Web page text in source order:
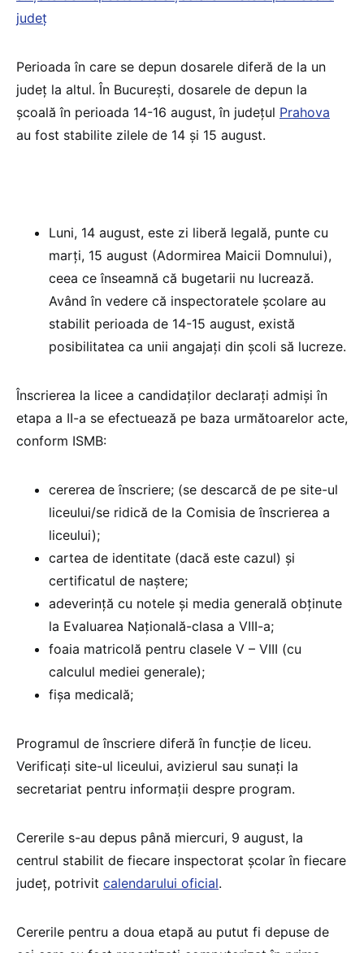
județ
Perioada în care se depun dosarele diferă de la un
județ la altul. În București, dosarele de depun la
școală în perioada 14-16 august, în județul Prahova
au fost stabilite zilele de 14 și 15 august.
Luni, 14 august, este zi liberă legală, punte cu
marți, 15 august (Adormirea Maicii Domnului),
ceea ce înseamnă că bugetarii nu lucrează.
Având în vedere că inspectoratele școlare au
stabilit perioada de 14-15 august, există
posibilitatea ca unii angajați din școli să lucreze.
Înscrierea la licee a candidaţilor declaraţi admişi în
etapa a II-a se efectuează pe baza următoarelor acte,
conform ISMB:
cererea de înscriere; (se descarcă de pe site-ul
liceului/se ridică de la Comisia de înscrierea a
liceului);
cartea de identitate (dacă este cazul) şi
certificatul de naştere;
adeverinţă cu notele şi media generală obţinute
la Evaluarea Naţională-clasa a VIII-a;
foaia matricolă pentru clasele V – VIII (cu
calculul mediei generale);
fişa medicală;
Programul de înscriere diferă în funcție de liceu.
Verificați site-ul liceului, avizierul sau sunați la
secretariat pentru informații despre program.
Cererile s-au depus până miercuri, 9 august, la
centrul stabilit de fiecare inspectorat școlar în fiecare
județ, potrivit calendarului oficial.
Cererile pentru a doua etapă au putut fi depuse de